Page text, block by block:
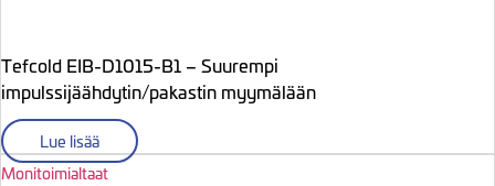
Tefcold EIB-D1015-B1 – Suurempi
impulssijäähdytin/pakastin myymälään
Lue lisää
Monitoimialtaat